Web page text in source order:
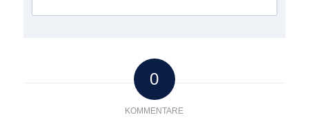
0
KOMMENTARE